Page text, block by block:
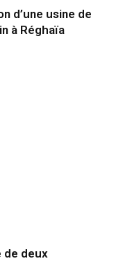
d’une usine de
à Réghaïa
de deux